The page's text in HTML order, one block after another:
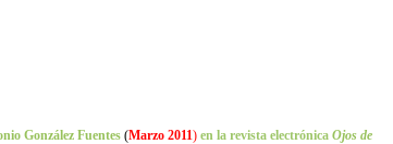
González Fuentes (Marzo 2011) en la revista electrónica Ojos de